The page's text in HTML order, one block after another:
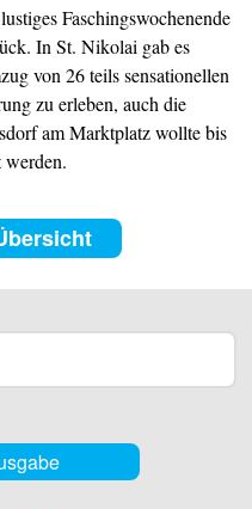
Faschingswochenende
In St. Nikolai gab es
von 26 teils sensationellen
zu erleben, auch die
am Marktplatz wollte bis
werden.